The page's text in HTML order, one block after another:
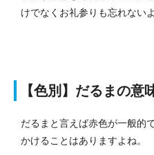
けでなくお礼参りも忘れない
【色別】だるまの意
だるまと言えば赤色が一般的
かけることはありますよね。